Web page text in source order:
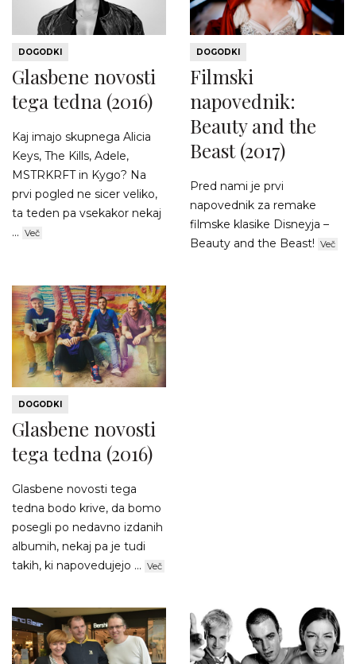
DOGODKI
Glasbene novosti
tega tedna (2016)
Kaj imajo skupnega Alicia
Keys, The Kills, Adele,
MSTRKRFT in Kygo? Na
prvi pogled ne sicer veliko,
ta teden pa vsekakor nekaj
... Več
DOGODKI
Filmski
napovednik:
Beauty and the
Beast (2017)
Pred nami je prvi
napovednik za remake
filmske klasike Disneyja –
Beauty and the Beast! Več
DOGODKI
Glasbene novosti
tega tedna (2016)
Glasbene novosti tega
tedna bodo krive, da bomo
posegli po nedavno izdanih
albumih, nekaj pa je tudi
takih, ki napovedujejo ... Več